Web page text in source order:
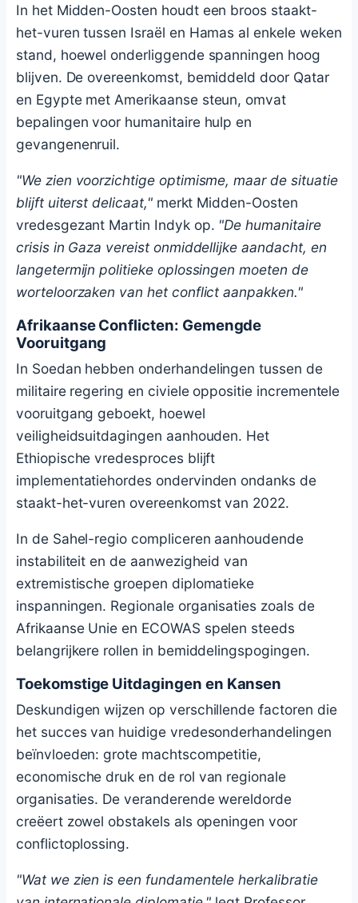
In het Midden-Oosten houdt een broos staakt-
het-vuren tussen Israël en Hamas al enkele weken
stand, hoewel onderliggende spanningen hoog
blijven. De overeenkomst, bemiddeld door Qatar
en Egypte met Amerikaanse steun, omvat
bepalingen voor humanitaire hulp en
gevangenenruil.
"We zien voorzichtige optimisme, maar de situatie
blijft uiterst delicaat,"merkt Midden-Oosten
vredesgezant Martin Indyk op. "De humanitaire
crisis in Gaza vereist onmiddellijke aandacht, en
langetermijn politieke oplossingen moeten de
worteloorzaken van het conflict aanpakken."
Afrikaanse Conflicten: Gemengde
Vooruitgang
In Soedan hebben onderhandelingen tussen de
militaire regering en civiele oppositie incrementele
vooruitgang geboekt, hoewel
veiligheidsuitdagingen aanhouden. Het
Ethiopische vredesproces blijft
implementatiehordes ondervinden ondanks de
staakt-het-vuren overeenkomst van 2022.
In de Sahel-regio compliceren aanhoudende
instabiliteit en de aanwezigheid van
extremistische groepen diplomatieke
inspanningen. Regionale organisaties zoals de
Afrikaanse Unie en ECOWAS spelen steeds
belangrijkere rollen in bemiddelingspogingen.
Toekomstige Uitdagingen en Kansen
Deskundigen wijzen op verschillende factoren die
het succes van huidige vredesonderhandelingen
beïnvloeden: grote machtscompetitie,
economische druk en de rol van regionale
organisaties. De veranderende wereldorde
creëert zowel obstakels als openingen voor
conflictoplossing.
"Wat we zien is een fundamentele herkalibratie